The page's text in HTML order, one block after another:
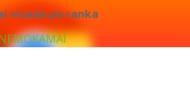
visada po ranka